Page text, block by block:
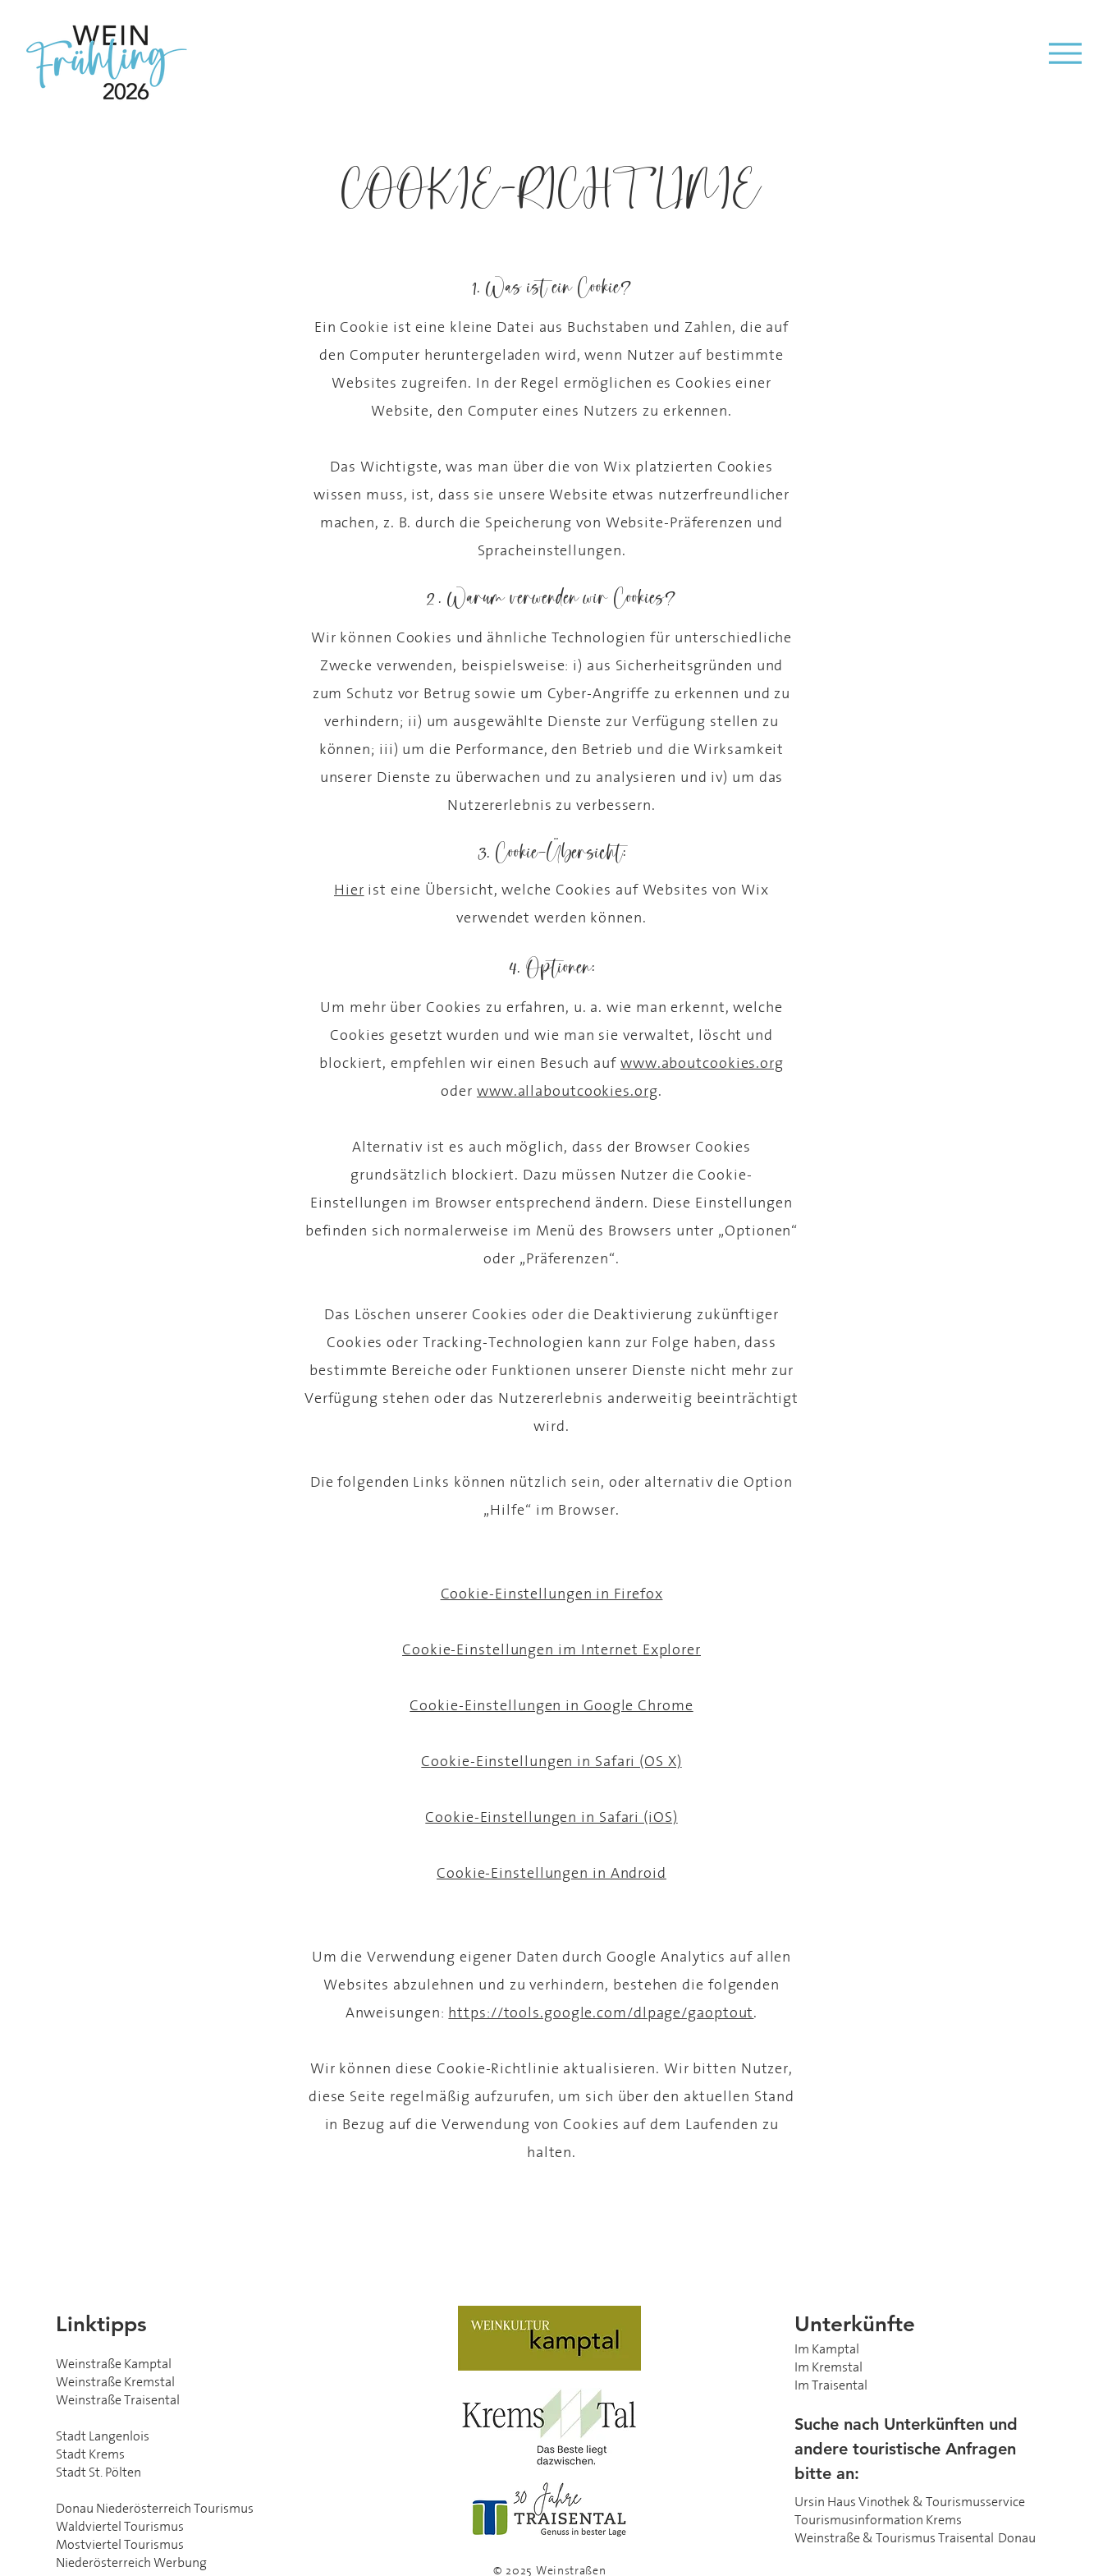
COOKIE-RICHTLINIE
1. Was ist ein Cookie?
Ein Cookie ist eine kleine Datei aus Buchstaben und Zahlen, die auf
den Computer heruntergeladen wird, wenn Nutzer auf bestimmte
Websites zugreifen. In der Regel ermöglichen es Cookies einer
Website, den Computer eines Nutzers zu erkennen.
Das Wichtigste, was man über die von Wix platzierten Cookies
wissen muss, ist, dass sie unsere Website etwas nutzerfreundlicher
machen, z. B. durch die Speicherung von Website-Präferenzen und
Spracheinstellungen.
2. Warum verwenden wir Cookies?
Wir können Cookies und ähnliche Technologien für unterschiedliche
Zwecke verwenden, beispielsweise: i) aus Sicherheitsgründen und
zum Schutz vor Betrug sowie um Cyber-Angriffe zu erkennen und zu
verhindern; ii) um ausgewählte Dienste zur Verfügung stellen zu
können; iii) um die Performance, den Betrieb und die Wirksamkeit
unserer Dienste zu überwachen und zu analysieren und iv) um das
Nutzererlebnis zu verbessern.
3. Cookie-Übersicht:
Hierist eine Übersicht, welche Cookies auf Websites von Wix
verwendet werden können.
4. Optionen:
Um mehr über Cookies zu erfahren, u. a. wie man erkennt, welche
Cookies gesetzt wurden und wie man sie verwaltet, löscht und
blockiert, empfehlen wir einen Besuch aufwww.aboutcookies.org
oder www.allaboutcookies.org.
Alternativ ist es auch möglich, dass der Browser Cookies
grundsätzlich blockiert. Dazu müssen Nutzer die Cookie-
Einstellungen im Browser entsprechend ändern. Diese Einstellungen
befinden sich normalerweise im Menü des Browsers unter „Optionen“
oder „Präferenzen“.
Das Löschen unserer Cookies oder die Deaktivierung zukünftiger
Cookies oder Tracking-Technologien kann zur Folge haben, dass
bestimmte Bereiche oder Funktionen unserer Dienste nicht mehr zur
Verfügung stehen oder das Nutzererlebnis anderweitig beeinträchtigt
wird.
Die folgenden Links können nützlich sein, oder alternativ die Option
„Hilfe“ im Browser.
Cookie-Einstellungen in Firefox
Cookie-Einstellungen im Internet Explorer
Cookie-Einstellungen in Google Chrome
Cookie-Einstellungen in Safari (OS X)
Cookie-Einstellungen in Safari (iOS)
Cookie-Einstellungen in Android
Um die Verwendung eigener Daten durch Google Analytics auf allen
Websites abzulehnen und zu verhindern, bestehen die folgenden
Anweisungen:https://tools.google.com/dlpage/gaoptout.
Wir können diese Cookie-Richtlinie aktualisieren. Wir bitten Nutzer,
diese Seite regelmäßig aufzurufen, um sich über den aktuellen Stand
in Bezug auf die Verwendung von Cookies auf dem Laufenden zu
halten.
Linktipps
Weinstraße Kamptal
Weinstraße Kremstal
Weinstraße Traisental
Stadt Langenlois
Stadt Krems
Stadt St. Pölten
Donau Niederösterreich Tourismus
Waldviertel Tourismus
Mostviertel Tourismus
Niederösterreich Werbung
© 2025 Weinstraßen
Unterkünfte
Im Kamptal
Im Kremstal
Im Traisental
Suche nach Unterkünften und
andere touristische Anfragen
bitte an:
Ursin Haus Vinothek & Tourismusservice
Tourismusinformation Krems
Weinstraße & Tourismus Traisental-Donau